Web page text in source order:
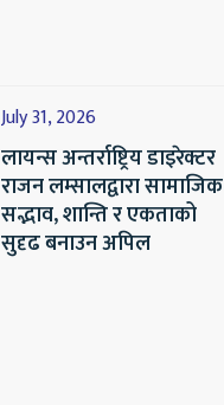
July 31, 2026
लायन्स अन्तर्राष्ट्रिय डाइरेक्टर
राजन लम्सालद्वारा सामाजिक
सद्भाव, शान्ति र एकताको
सुदृढ बनाउन अपिल